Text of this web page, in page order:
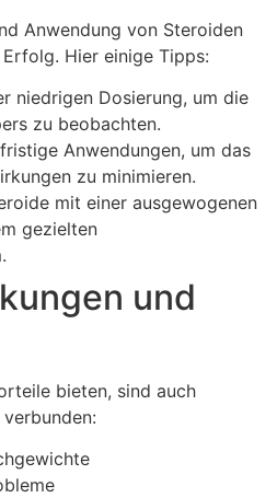
Anwendung von Steroiden
Hier einige Tipps:
niedrigen Dosierung, um die
zu beobachten.
Anwendungen, um das
zu minimieren.
mit einer ausgewogenen
gezielten
und
bieten, sind auch